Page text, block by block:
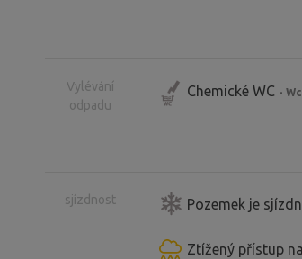
Vylévání
odpadu
Chemické WC -
sjízdnost Pozemek je
Ztížený přístup